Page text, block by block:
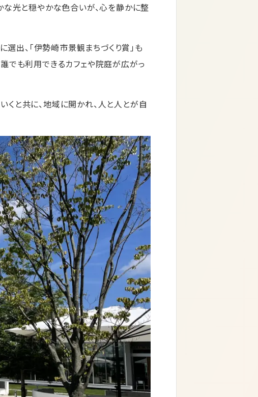
な光と穏やかな色合いが、心を静かに整
出、「伊勢崎市景観まちづくり賞」も
でも利用できるカフェや院庭が広がっ
と共に、地域に開かれ、人と人とが自